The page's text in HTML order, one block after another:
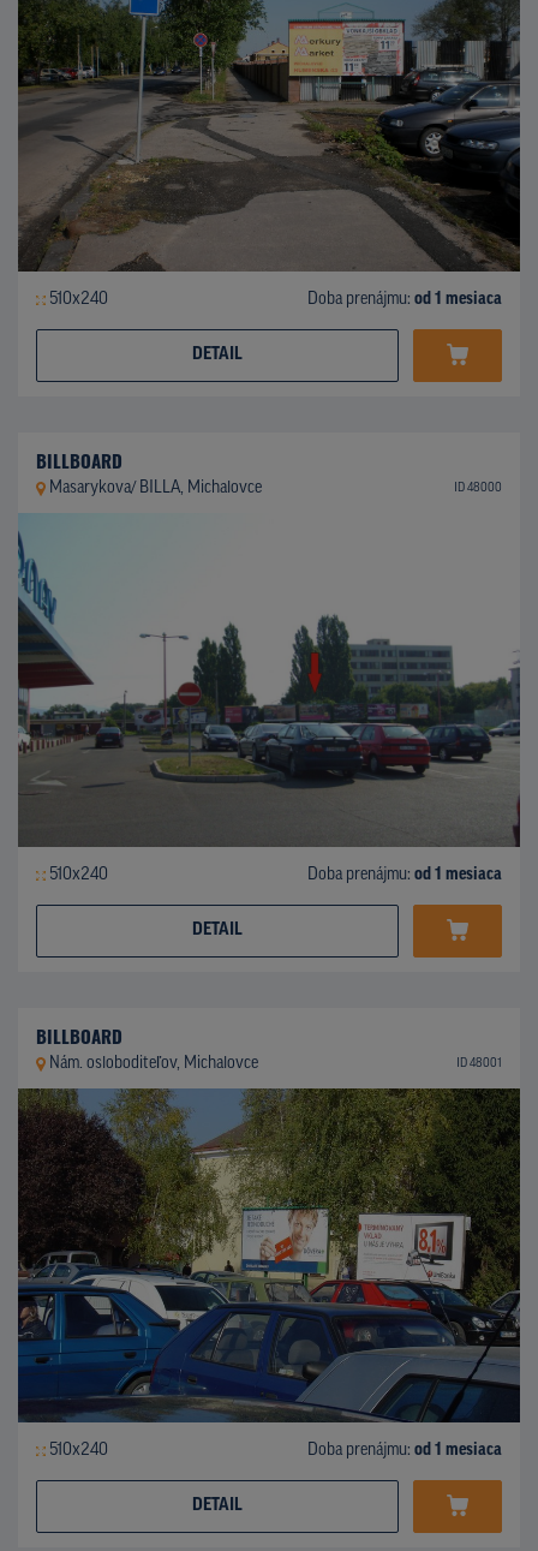
510x240 Doba prenájmu: od 1 mesiaca
DETAIL
BILLBOARD
Masarykova/ BILLA, Michalovce ID 48000
510x240 Doba prenájmu: od 1 mesiaca
DETAIL
BILLBOARD
Nám. osloboditeľov, Michalovce ID 48001
510x240 Doba prenájmu: od 1 mesiaca
DETAIL